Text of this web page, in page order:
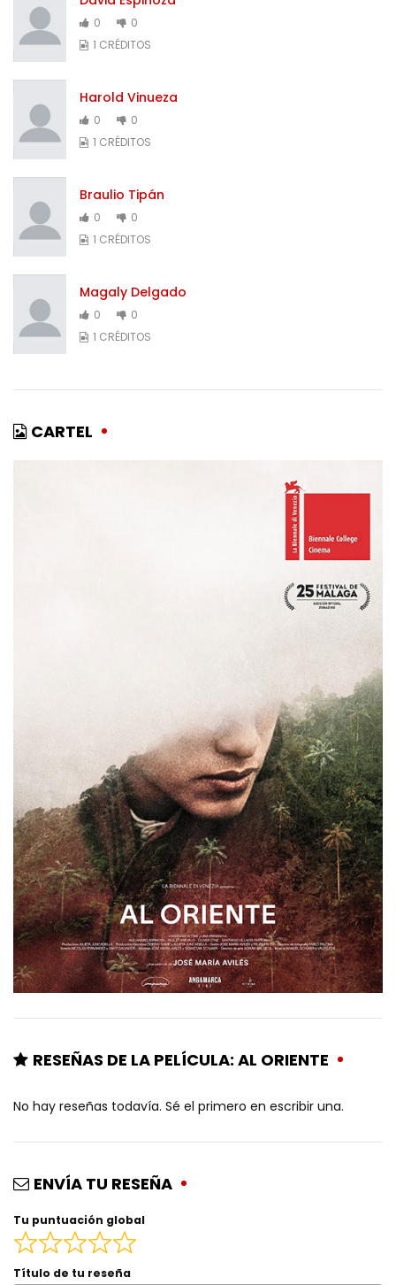
0
0
1 CRÉDITOS
Harold Vinueza
0
0
1 CRÉDITOS
Braulio Tipán
0
0
1 CRÉDITOS
Magaly Delgado
0
0
1 CRÉDITOS
CARTEL
RESEÑAS DE LA PELÍCULA: AL ORIENTE
No hay reseñas todavía. Sé el primero en escribir una.
ENVÍA TU RESEÑA
Tu puntuación global
Título de tu reseña